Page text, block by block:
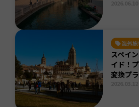
海外
スペイ
イド！
変換プ